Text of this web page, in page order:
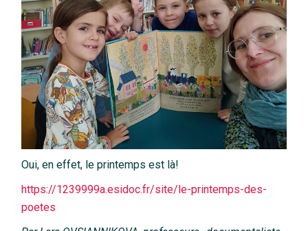
Oui, en effet, le printemps est là!
https://1239999a.esidoc.fr/site/le-printemps-des-
poetes